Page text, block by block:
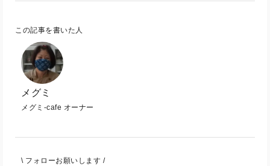
この記事を書いた人
メグミ
メグミ-cafe オーナー
\ フォローお願いします /